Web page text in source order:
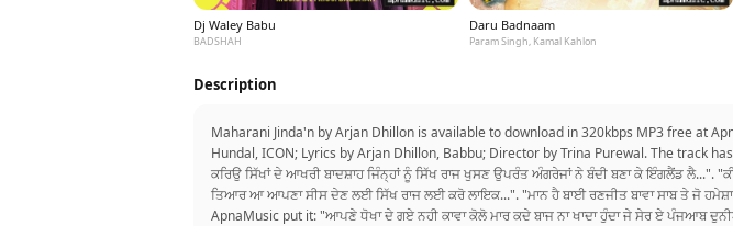
Dj Waley Babu
BADSHAH
Daru Badnaam
Param Singh, Kamal Kahlon
Description
Maharani Jinda'n by Arjan Dhillon is available to download in 320kbps MP3 free at
Hundal, ICON; Lyrics by Arjan Dhillon, Babbu; Director by Trina Purewal. The track
ਕਰਿਉ ਸਿੱਖਾਂ ਦੇ ਆਖਰੀ ਬਾਦਸ਼ਾਹ ਜਿੰਨ੍ਹਾਂ ਨੂੰ ਸਿੱਖ ਰਾਜ ਖੁਸਣ ਉਪਰੰਤ ਅੰਗਰੇਜਾਂ ਨੇ ਬੰਦੀ ਬਣਾ ਕੇ ਇੰਗਲੈਂਡ
ਤਿਆਰ ਆ ਆਪਣਾ ਸੀਸ ਦੇਣ ਲਈ ਸਿੱਖ ਰਾਜ ਲਈ ਕਰੋ ਲਾਇਕ...". "ਮਾਨ ਹੈ ਬਾਈ ਰਣਜੀਤ ਬਾਵਾ ਸਾਬ ਤੇ ਜੋ
ApnaMusic put it: "ਆਪਣੇ ਧੋਖਾ ਦੇ ਗਏ ਨਹੀ ਕਾਵਾ ਕੋਲੋ ਮਾਰ ਕਦੇ ਬਾਜ ਨਾ ਖਾਦਾ ਹੁੰਦਾ ਜੇ ਸੇਰ ਏ ਪੰਜਆਬ